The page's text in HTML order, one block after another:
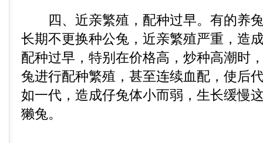
四、近亲繁殖，配种过早。有的养兔
长期不更换种公兔，近亲繁殖严重，造
配种过早，特别在价格高，炒种高潮时
兔进行配种繁殖，甚至连续血配，使后
如一代，造成仔兔体小而弱，生长缓慢
獭兔。